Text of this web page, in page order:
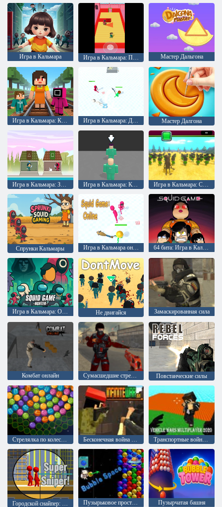
Игра в Кальмара Мастер Дальгона
Игра в Кальмара: Крафтовый забег Игра в Кальмара: Дуэль Мастер Далгона
Игра в Кальмара: Защита башни Игра в Кальмара: Король Игра в Кальмара: Сахур
Спрунки Кальмары Игра в Кальмара онлайн 64 бита: Игра в Кальмара
Игра в Кальмара: Охотник Не двигайся Замаскированная сила
Комбат онлайн Сумасшедшие стрелялки 2 Повстанческие силы
Стрелялка по колесу из шаров Бесконечная война 2020 Транспортные войны Мультиплеер 2020
Пузырьковое пространство Пузырчатая башня